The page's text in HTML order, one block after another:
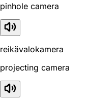
pinhole camera
reikävalokamera
projecting camera